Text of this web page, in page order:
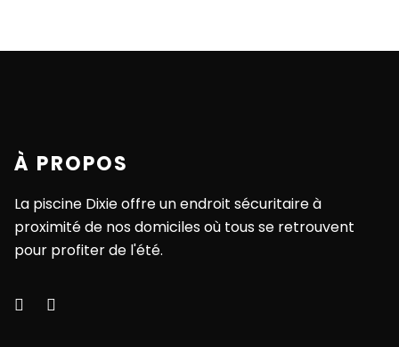
À PROPOS
La piscine Dixie offre un endroit sécuritaire à
proximité de nos domiciles où tous se retrouvent
pour profiter de l'été.